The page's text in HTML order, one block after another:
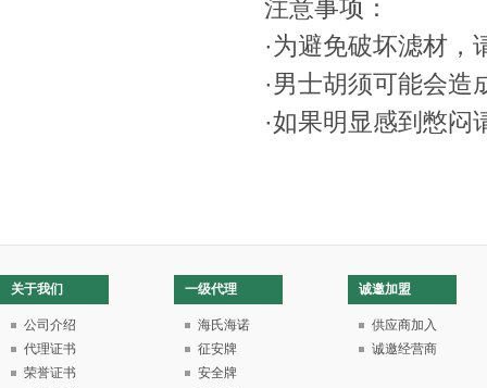
注意事项：
·为避免破坏滤材，
·男士胡须可能会造
·如果明显感到憋闷
关于我们
公司介绍
代理证书
荣誉证书
一级代理
海氏海诺
征安牌
安全牌
诚邀加盟
供应商加入
诚邀经营商